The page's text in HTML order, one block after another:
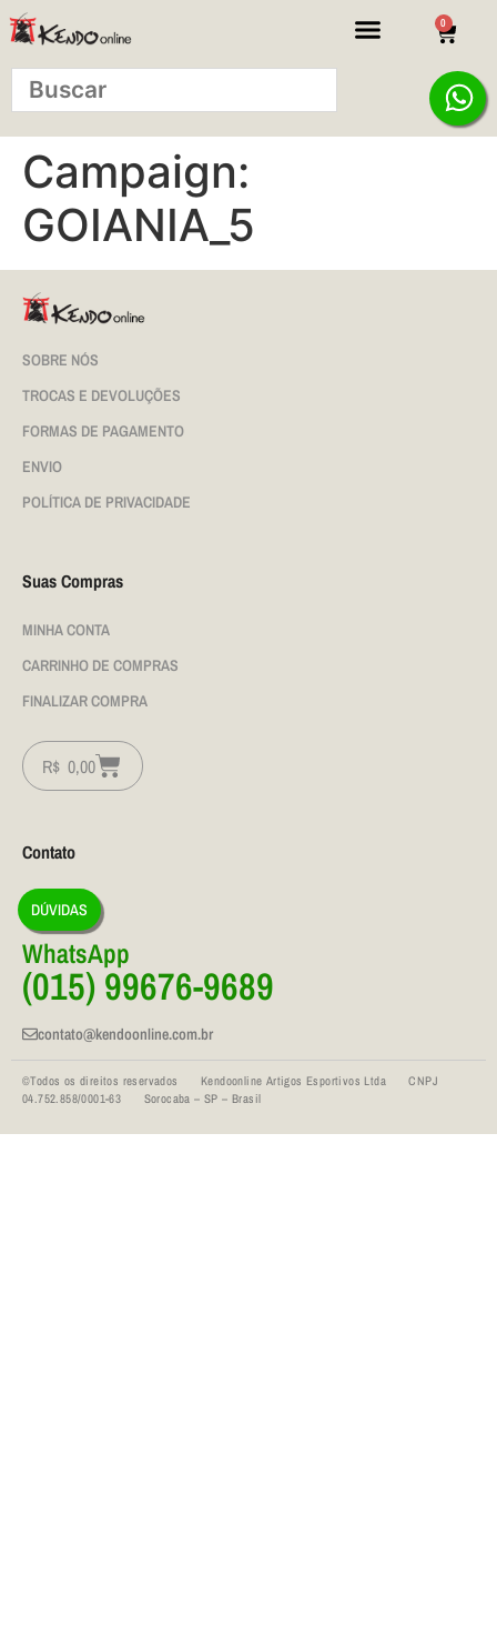
0
Campaign:
GOIANIA_5
SOBRE NÓS
TROCAS E DEVOLUÇÕES
FORMAS DE PAGAMENTO
ENVIO
POLÍTICA DE PRIVACIDADE
Suas Compras
MINHA CONTA
CARRINHO DE COMPRAS
FINALIZAR COMPRA
R$ 0,00
Contato
DÚVIDAS
WhatsApp
(015) 99676-9689
contato@kendoonline.com.br
©Todos os direitos reservados Kendoonline Artigos Esportivos Ltda CNPJ
04.752.858/0001-63 Sorocaba – SP – Brasil